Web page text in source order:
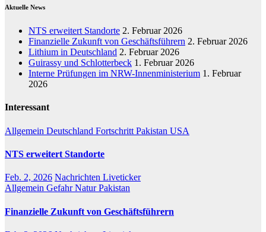
Aktuelle News
NTS erweitert Standorte 2. Februar 2026
Finanzielle Zukunft von Geschäftsführern 2. Februar 2026
Lithium in Deutschland 2. Februar 2026
Guirassy und Schlotterbeck 1. Februar 2026
Interne Prüfungen im NRW-Innenministerium 1. Februar
2026
Interessant
Allgemein Deutschland Fortschritt Pakistan USA
NTS erweitert Standorte
Feb. 2, 2026 Nachrichten Liveticker
Allgemein GefahrNaturPakistan
Finanzielle Zukunft von Geschäftsführern